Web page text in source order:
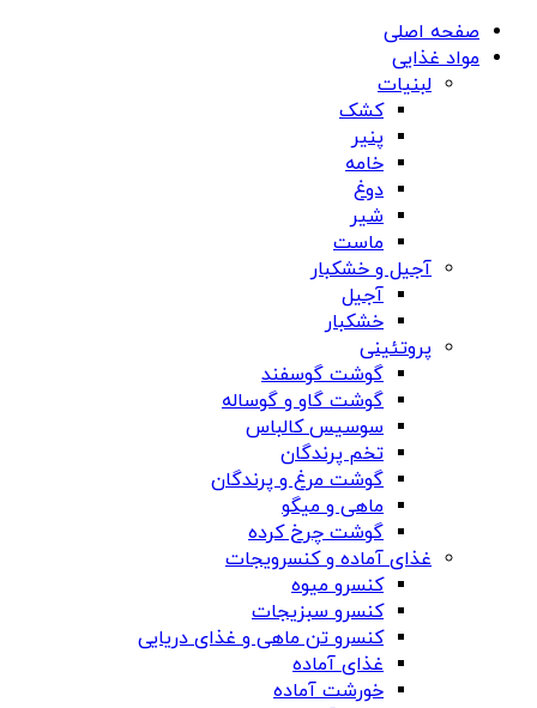
صفحه اصلی
مواد غذایی
لبنیات
کشک
پنیر
خامه
دوغ
شیر
ماست
آجیل و خشکبار
آجیل
خشکبار
پروتئینی
گوشت گوسفند
گوشت گاو و گوساله
سوسیس کالباس
تخم پرندگان
گوشت مرغ و پرندگان
ماهی و میگو
گوشت چرخ کرده
غذای آماده و کنسرویجات
کنسرو میوه
کنسرو سبزیجات
کنسرو تن ماهی و غذای دریایی
غذای آماده
خورشت آماده